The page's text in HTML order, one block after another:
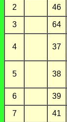
2 46
3 64
4 37
5 38
6 39
7 41